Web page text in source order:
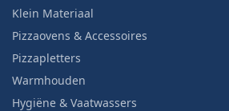
Klein Materiaal
Pizzaovens & Accessoires
Pizzapletters
Warmhouden
Hygiëne & Vaatwassers